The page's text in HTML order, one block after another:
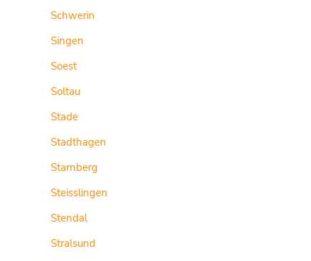
Schwerin
Singen
Soest
Soltau
Stade
Stadthagen
Starnberg
Steisslingen
Stendal
Stralsund